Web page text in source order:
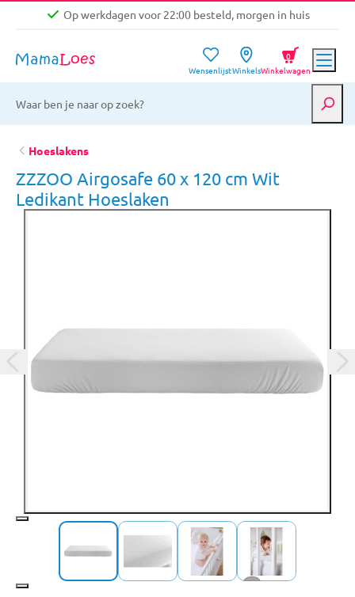
Op werkdagen voor 22:00 besteld, morgen in huis
Gratis verzending vanaf €39,-
Op werkdagen voor 22:00 besteld, morgen in huis
WensenlijstWinkelsWinkelwagen
0
Hoeslakens
ZZZOO Airgosafe 60 x 120 cm Wit
Ledikant Hoeslaken
+1